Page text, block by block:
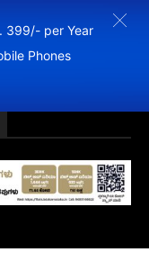
399/- per Year
Phones